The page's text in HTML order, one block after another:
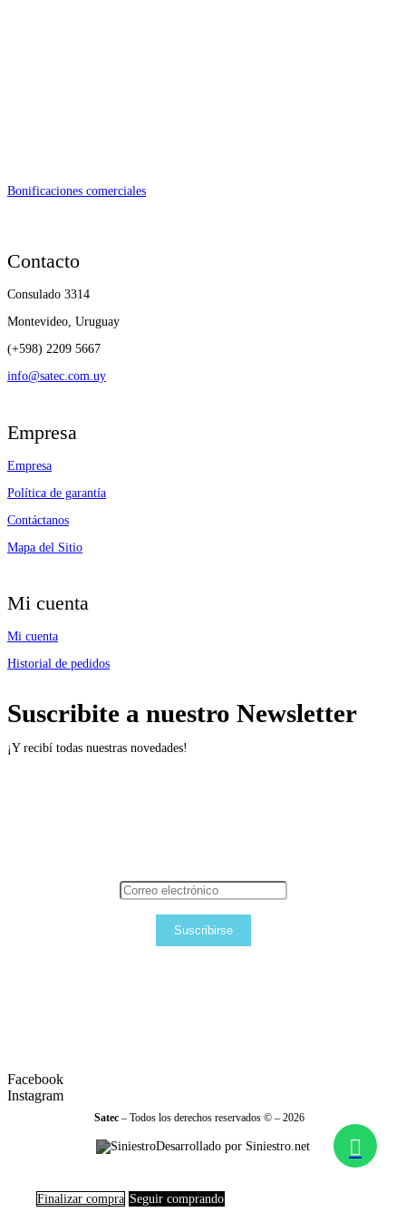
Bonificaciones comerciales
Contacto
Consulado 3314
Montevideo, Uruguay
(+598) 2209 5667
info@satec.com.uy
Empresa
Empresa
Política de garantía
Contáctanos
Mapa del Sitio
Mi cuenta
Mi cuenta
Historial de pedidos
Suscribite a nuestro Newsletter
¡Y recibí todas nuestras novedades!
Suscribirse
Facebook
Instagram
Satec – Todos los derechos reservados © – 2026
Desarrollado por Siniestro.net
Finalizar compra Seguir comprando